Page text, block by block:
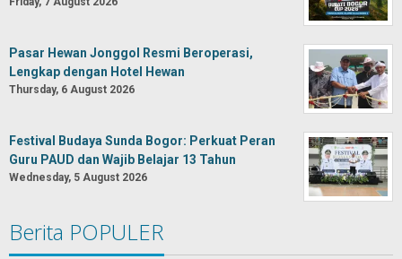
Pasar Hewan Jonggol Resmi Beroperasi,
Lengkap dengan Hotel Hewan
Thursday, 6 August 2026
Festival Budaya Sunda Bogor: Perkuat Peran
Guru PAUD dan Wajib Belajar 13 Tahun
Wednesday, 5 August 2026
Berita POPULER